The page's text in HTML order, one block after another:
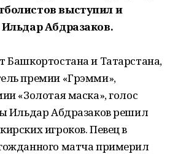
выступил и
Абдразаков.
Башкортостана и Татарстана,
премии «Грэмми»,
«Золотая маска», голос
Ильдар Абдразаков решил
игроков. Певец в
матча примерил